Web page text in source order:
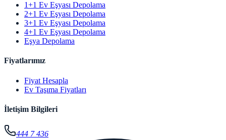
1+1 Ev Eşyası Depolama
2+1 Ev Eşyası Depolama
3+1 Ev Eşyası Depolama
4+1 Ev Eşyası Depolama
Eşya Depolama
Fiyatlarımız
Fiyat Hesapla
Ev Taşıma Fiyatları
İletişim Bilgileri
444 7 436